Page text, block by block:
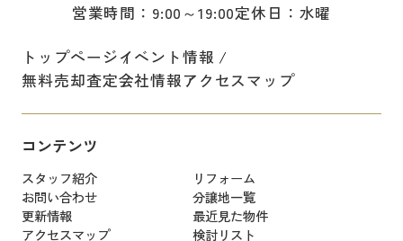
営業時間：9:00～19:00定休日：水曜
トップページイベント情報
無料売却査定会社情報アクセスマップ
コンテンツ
スタッフ紹介
リフォーム
お問い合わせ
分譲地一覧
更新情報
最近見た物件
アクセスマップ
検討リスト